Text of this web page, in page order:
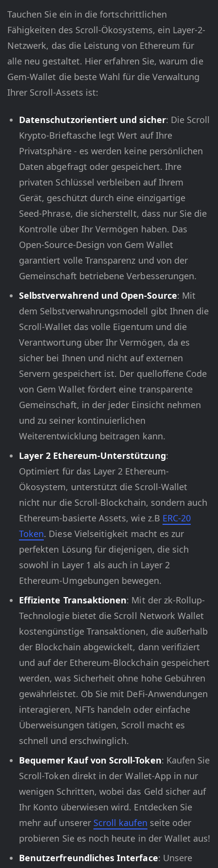
Tauchen Sie ein in die fortschrittlichen
Fähigkeiten des Scroll-Ökosystems, ein Layer-2-
Netzwerk, das die Leistung von Ethereum für
alle neu gestaltet. Hier erfahren Sie, warum die
Gem-Wallet die beste Wahl für die Verwaltung
Ihrer Scroll-Assets ist:
Datenschutzorientiert und sicher: Die Scroll
Krypto-Brieftasche legt Wert auf Ihre
Privatsphäre - es werden keine persönlichen
Daten abgefragt oder gespeichert. Ihre
privaten Schlüssel verbleiben auf Ihrem
Gerät, geschützt durch eine einzigartige
Seed-Phrase, die sicherstellt, dass nur Sie die
Kontrolle über Ihr Vermögen haben. Das
Open-Source-Design von Gem Wallet
garantiert volle Transparenz und von der
Gemeinschaft betriebene Verbesserungen.
Selbstverwahrend und Open-Source: Mit
dem Selbstverwahrungsmodell gibt Ihnen die
Scroll-Wallet das volle Eigentum und die
Verantwortung über Ihr Vermögen, da es
sicher bei Ihnen und nicht auf externen
Servern gespeichert ist. Der quelloffene Code
von Gem Wallet fördert eine transparente
Gemeinschaft, in der jeder Einsicht nehmen
und zu seiner kontinuierlichen
Weiterentwicklung beitragen kann.
Layer 2 Ethereum-Unterstützung:
Optimiert für das Layer 2 Ethereum-
Ökosystem, unterstützt die Scroll-Wallet
nicht nur die Scroll-Blockchain, sondern auch
Ethereum-basierte Assets, wie z.B ERC-20
Token. Diese Vielseitigkeit macht es zur
perfekten Lösung für diejenigen, die sich
sowohl in Layer 1 als auch in Layer 2
Ethereum-Umgebungen bewegen.
Effiziente Transaktionen: Mit der zk-Rollup-
Technologie bietet die Scroll Network Wallet
kostengünstige Transaktionen, die außerhalb
der Blockchain abgewickelt, dann verifiziert
und auf der Ethereum-Blockchain gespeichert
werden, was Sicherheit ohne hohe Gebühren
gewährleistet. Ob Sie mit DeFi-Anwendungen
interagieren, NFTs handeln oder einfache
Überweisungen tätigen, Scroll macht es
schnell und erschwinglich.
Bequemer Kauf von Scroll-Token: Kaufen Sie
Scroll-Token direkt in der Wallet-App in nur
wenigen Schritten, wobei das Geld sicher auf
Ihr Konto überwiesen wird. Entdecken Sie
mehr auf unserer Scroll kaufen seite oder
probieren Sie es noch heute in der Wallet aus!
Benutzerfreundliches Interface: Unsere